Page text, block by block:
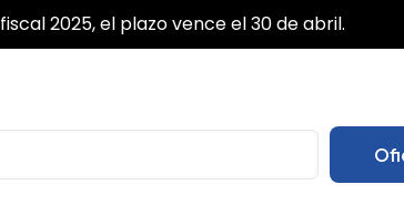
2025, el plazo vence el 30 de abril.